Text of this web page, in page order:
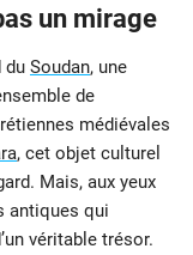
un mirage
du Soudan, une
de
médiévales
, cet objet culturel
Mais, aux yeux
antiques qui
véritable trésor.